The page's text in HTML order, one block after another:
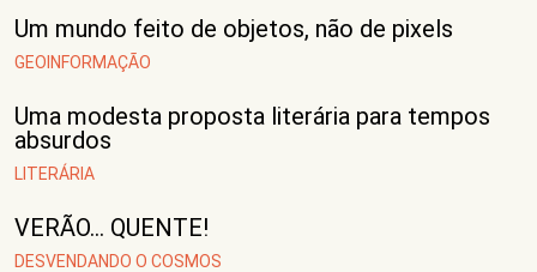
Um mundo feito de objetos, não de pixels
GEOINFORMAÇÃO
Uma modesta proposta literária para tempos
absurdos
LITERÁRIA
VERÃO… QUENTE!
DESVENDANDO O COSMOS